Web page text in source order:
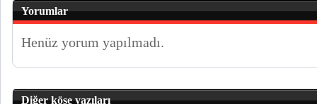
Yorumlar
Henüz yorum yapılmadı.
Diğer köşe yazıları